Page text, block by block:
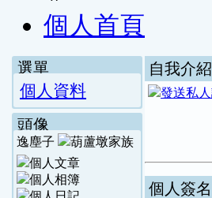
個人首頁
選單
個人資料
頭像
逸塵子
自我介紹
個人簽名